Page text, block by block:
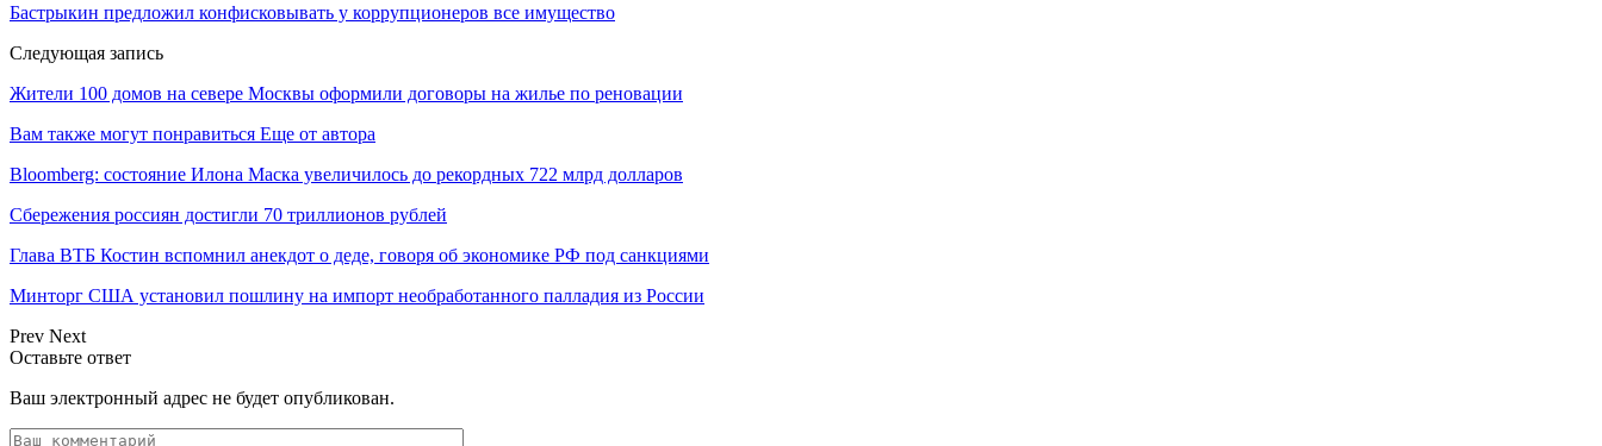
Бастрыкин предложил конфисковывать у коррупционеров все имущество
Следующая запись
Жители 100 домов на севере Москвы оформили договоры на жилье по реновации
Вам также могут понравиться Еще от автора
Bloomberg: состояние Илона Маска увеличилось до рекордных 722 млрд долларов
Сбережения россиян достигли 70 триллионов рублей
Глава ВТБ Костин вспомнил анекдот о деде, говоря об экономике РФ под санкциями
Минторг США установил пошлину на импорт необработанного палладия из России
Prev Next
Оставьте ответ
Ваш электронный адрес не будет опубликован.